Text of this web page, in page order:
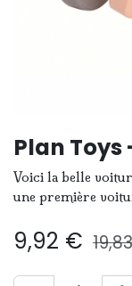
Plan
Voici la belle
une première
9,92 € 19,83